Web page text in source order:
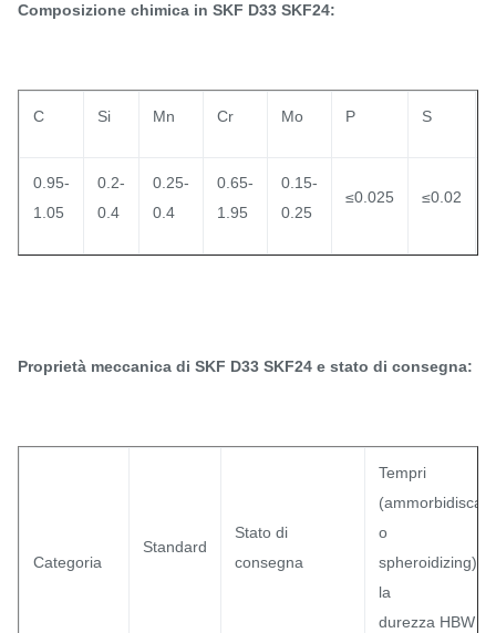
Composizione chimica in SKF D33 SKF24:
C Si Mn Cr Mo P S
0.95-
1.05
0.2-
0.4
0.25-
0.4
0.65-
1.95
0.15-
0.25
≤0.025 ≤0.02
Proprietà meccanica di SKF D33 SKF24 e stato di consegna:
Categoria
Standard
Stato di
consegna
Tempri
(ammorbidisca
o
spheroidizing)
la
durezza HBW